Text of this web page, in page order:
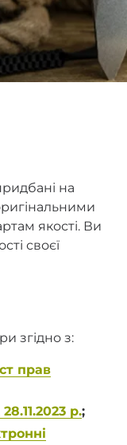
на
якості. Ви
своєї
згідно з:
прав
р.;